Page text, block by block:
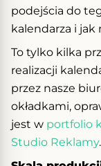
podejścia do
kalendarza i jak
To tylko kilka
realizacji
przez nasze
okładkami,
jest w portfolio
Studio Reklamy.